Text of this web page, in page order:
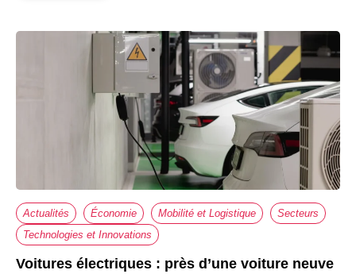
Actualités Économie Mobilité et Logistique
Secteurs
Technologies et Innovations
Voitures électriques : près d’une voiture neuve